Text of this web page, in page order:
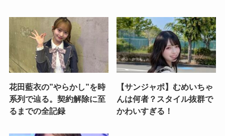
花田藍衣の”やらかし”を時
系列で辿る。契約解除に至
るまでの全記録
【サンジャポ】むめいちゃ
んは何者？スタイル抜群で
かわいすぎる！